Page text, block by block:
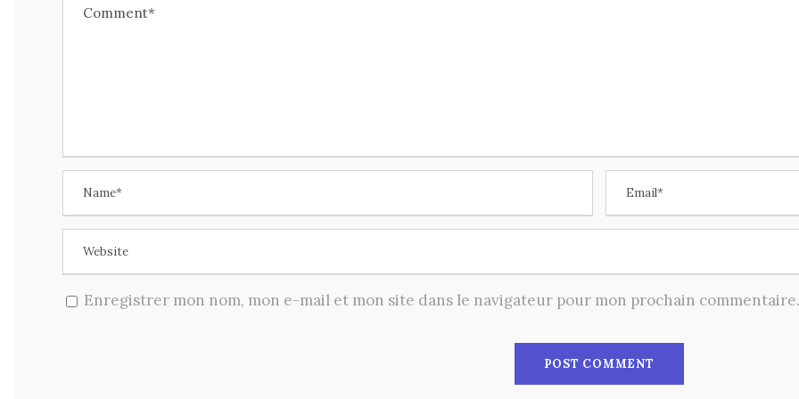
Enregistrer mon nom, mon e-mail et mon site dans le navigateur pour mon prochain commentaire.